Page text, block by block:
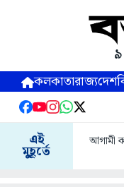
কলকাতারাজ্যদেশ
এই
মুহূর্তে
আগামী